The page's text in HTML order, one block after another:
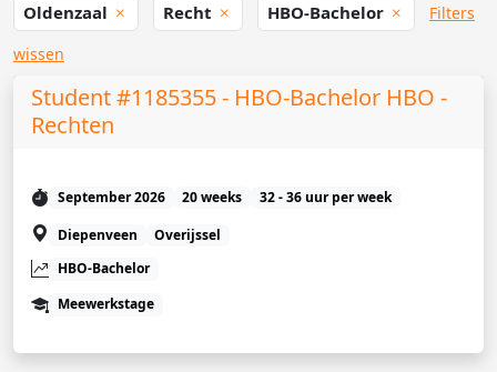
Oldenzaal Recht HBO-Bachelor
Filters
wissen
Student #1185355 - HBO-Bachelor HBO -
Rechten
September 2026 20 weeks
32 - 36 uur per week
Diepenveen
Overijssel
HBO-Bachelor
Meewerkstage